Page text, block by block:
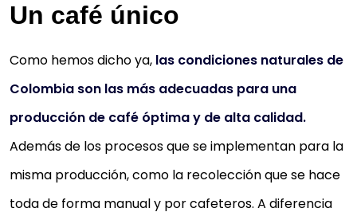
Un café único
Como hemos dicho ya, las condiciones naturales de
Colombia son las más adecuadas para una
producción de café óptima y de alta calidad.
Además de los procesos que se implementan para la
misma producción, como la recolección que se hace
toda de forma manual y por cafeteros. A diferencia